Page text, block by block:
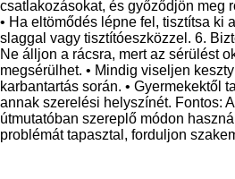
csatlakozásokat, és győződjön meg
• Ha eltömődés lépne fel, tisztítsa ki
slaggal vagy tisztítóeszközzel. 6.
Ne álljon a rácsra, mert az sérülést
megsérülhet. • Mindig viseljen
karbantartás során. • Gyermekektől
annak szerelési helyszínét. Fontos:
útmutatóban szereplő módon
problémát tapasztal, forduljon